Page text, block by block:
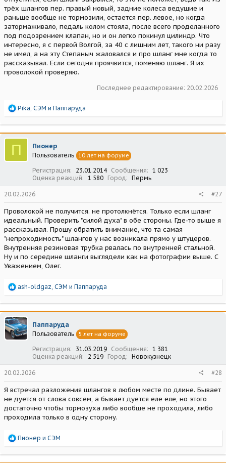
трёх шлангов пер. правый новый, задние колеса ведущие и
раньше вообще не тормозили, остается пер. левое, но когда
затормаживало, педаль колом стояла, после всего проделанного
под подозрением клапан, но и он легко покинул цилиндр. Что
интересно, я с первой Волгой, за 40 с лишним лет, такого ни разу
не имел, а на эту Степаныч жаловался и про шланг мне когда то
рассказывал. Если сегодня проячвится, поменяю шланг. Я их
проволокой проверяю.
Последнее редактирование: 20.02.2026
Р
а
к
ц
и
и
Pika, СЭМ и Паппаруда
П Пионер
Пользователь 10 лет на форуме
Регистрация 23.01.2014 Сообщения
1 023
Оценка реакций
1 580 Город Пермь
20.02.2026 #27
Проволокой не получится. не протолкнётся. Только если шланг
идеальный. Проверить "силой духа" в обе стороны. Где-то выше я
рассказывал. Прошу обратить внимание, что та самая
"непроходимость" шлангов у нас возникала прямо у штуцеров.
Внутренняя резиновая трубка рвалась по внутренней стальной.
Ну и по середине шланги выглядели как на фотографии выше. С
Уважением, Олег.
Р
а
к
ц
и
и
ash-oldgaz, СЭМ и Паппаруда
Паппаруда
Пользователь 5 лет на форуме
Регистрация 31.03.2019 Сообщения
1 381
Оценка реакций
2 519 Город Новокузнецк
20.02.2026 #28
Я встречал разложения шлангов в любом месте по длине. Бывает
не дуется от слова совсем, а бывает дуется еле еле, но этого
достаточно чтобы тормозуха либо вообще не проходила, либо
проходила только в одну сторону.
Р
а
Пионер и СЭМ